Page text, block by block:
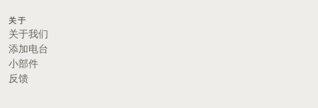
关于
关于我们
添加电台
小部件
反馈